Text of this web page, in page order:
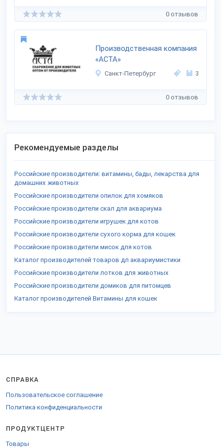
0 отзывов
Производственная компания
«АСТА»
Санкт-Петербург 3
0 отзывов
Рекомендуемые разделы
Российские производители: витамины, бады, лекарства для
домашних животных
Российские производители опилок для хомяков
Российские производители скал для аквариума
Российские производители игрушек для котов
Российские производители сухого корма для кошек
Российские производители мисок для котов
Каталог производителей товаров дл аквариумистики
Российские производители лотков для животных
Российские производители домиков для питомцев
Каталог производителей Витамины для кошек
СПРАВКА
Пользовательское соглашение
Политика конфиденциальности
ПРОДУКТЦЕНТР
Товары